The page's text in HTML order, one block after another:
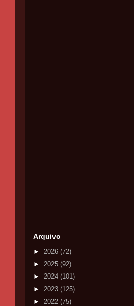
Arquivo
► 2026 (72)
► 2025 (92)
► 2024 (101)
► 2023 (125)
► 2022 (75)